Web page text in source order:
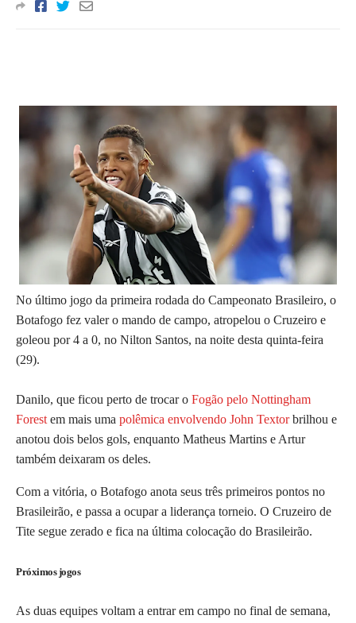
No último jogo da primeira rodada do Campeonato Brasileiro, o
Botafogo fez valer o mando de campo, atropelou o Cruzeiro e
goleou por 4 a 0, no Nilton Santos, na noite desta quinta-feira
(29).
Danilo, que ficou perto de trocar o Fogão pelo Nottingham
Forest em mais uma polêmica envolvendo John Textorbrilhou e
anotou dois belos gols, enquanto Matheus Martins e Artur
também deixaram os deles.
Com a vitória, o Botafogo anota seus três primeiros pontos no
Brasileirão, e passa a ocupar a liderança torneio. O Cruzeiro de
Tite segue zerado e fica na última colocação do Brasileirão.
Próximos jogos
As duas equipes voltam a entrar em campo no final de semana,